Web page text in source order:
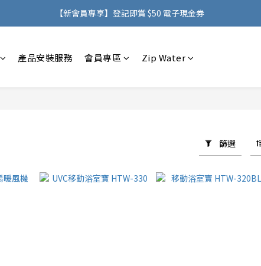
購物滿 HK$500，即可免費享用香港地區送貨服務
【新會員專享】登記即賞 $50 電子現金券
產品安裝服務 會員專區 Zip Water
篩選